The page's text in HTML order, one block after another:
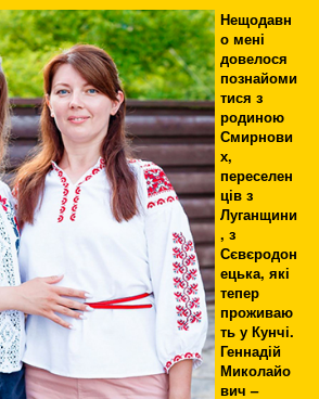
Нещодавн
о мені
довелося
познайоми
тися з
родиною
Смирнови
х,
переселен
ців з
Луганщини
, з
Сєвєродон
ецька, які
тепер
проживаю
ть у Кунчі.
Геннадій
Миколайо
вич –